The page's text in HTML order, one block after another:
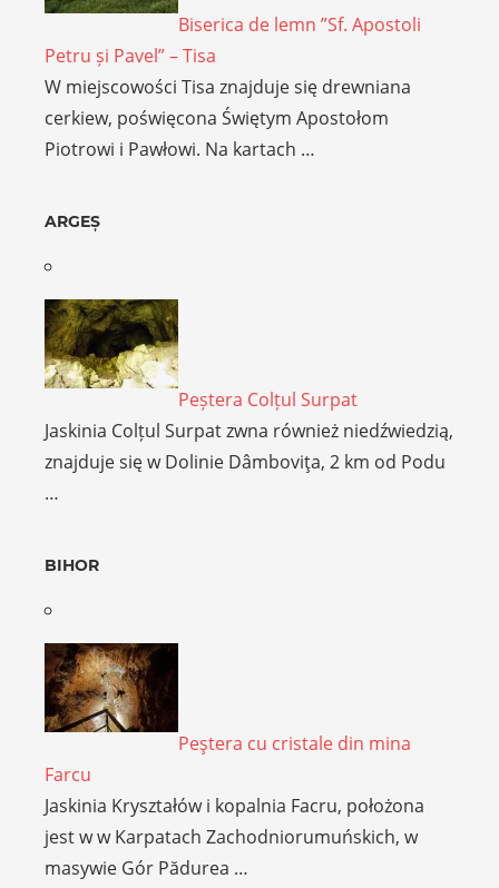
Biserica de lemn ”Sf. Apostoli
Petru și Pavel” – Tisa
W miejscowości Tisa znajduje się drewniana
cerkiew, poświęcona Świętym Apostołom
Piotrowi i Pawłowi. Na kartach …
ARGEȘ
Peștera Colțul Surpat
Jaskinia Colțul Surpat zwna również niedźwiedzią,
znajduje się w Dolinie Dâmboviţa, 2 km od Podu
…
BIHOR
Peştera cu cristale din mina
Farcu
Jaskinia Kryształów i kopalnia Facru, położona
jest w w Karpatach Zachodniorumuńskich, w
masywie Gór Pădurea …